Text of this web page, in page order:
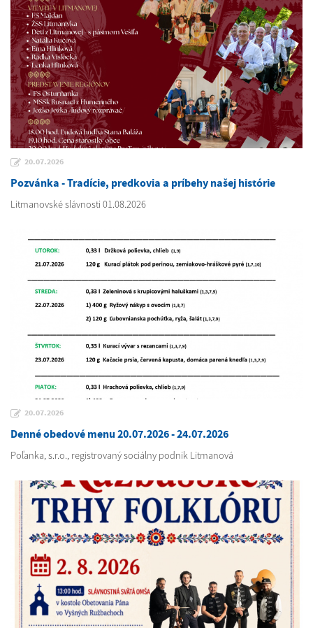
20.07.2026
Pozvánka - Tradície, predkovia a príbehy našej histórie
Litmanovské slávnosti 01.08.2026
20.07.2026
Denné obedové menu 20.07.2026 - 24.07.2026
Poľanka, s.r.o., registrovaný sociálny podnik Litmanová